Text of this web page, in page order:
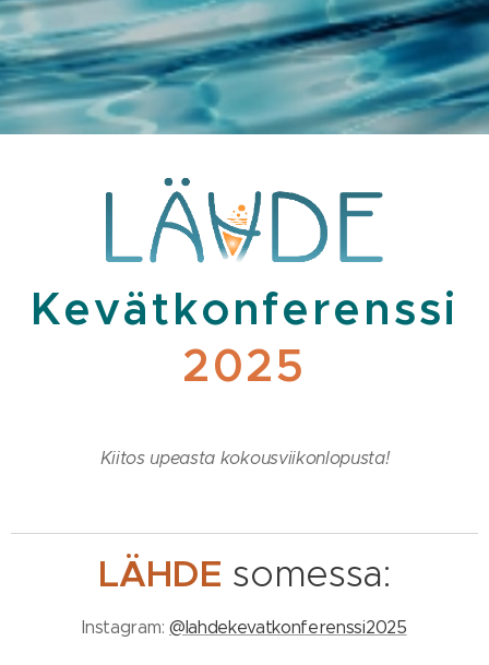
Kevätkonferenssi
2025
Kiitos upeasta kokousviikonlopusta!
LÄHDE somessa:
Instagram: @lahdekevatkonferenssi2025